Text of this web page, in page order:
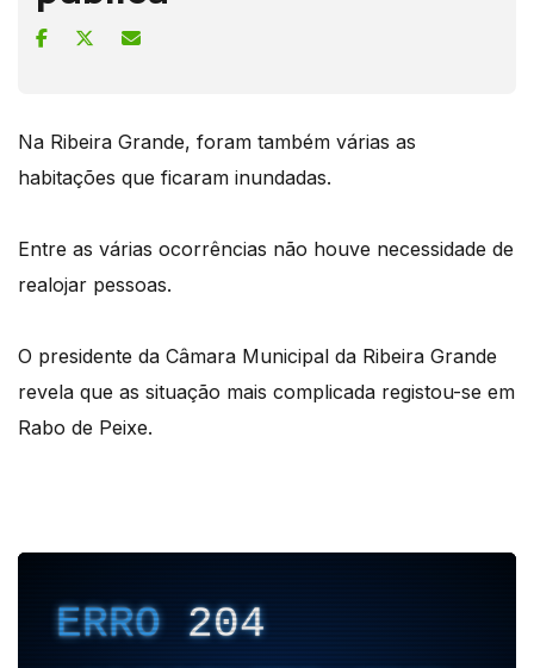
Na Ribeira Grande, foram também várias as
habitações que ficaram inundadas.
Entre as várias ocorrências não houve necessidade de
realojar pessoas.
O presidente da Câmara Municipal da Ribeira Grande
revela que as situação mais complicada registou-se em
Rabo de Peixe.